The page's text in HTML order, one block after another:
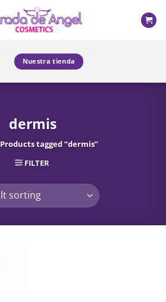
Nuestra tienda
dermis
Products tagged “dermis”
FILTER